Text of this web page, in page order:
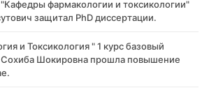
фармакологии и токсикологии"
защитал PhD диссертации.
и Токсикология " 1 курс базовый
Сохиба Шокировна прошла повышение